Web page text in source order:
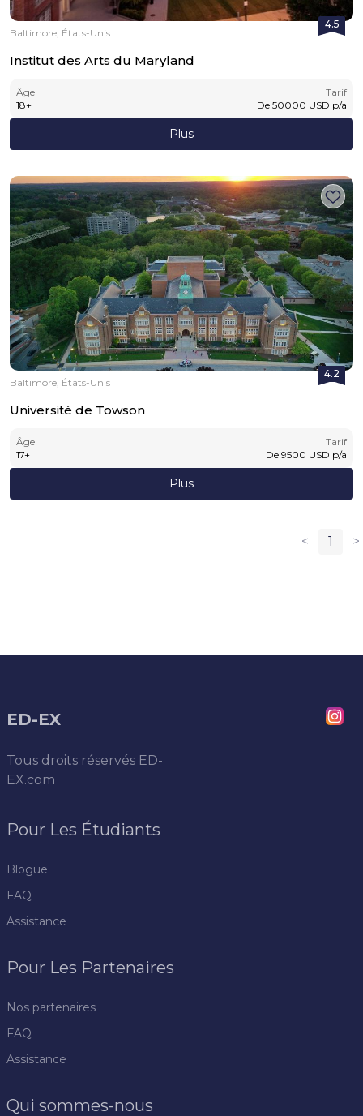
4.5
Baltimore, États-Unis
Institut des Arts du Maryland
Âge
18+
Tarif
De 50000 USD p/a
Plus
4.2
Baltimore, États-Unis
Université de Towson
Âge
17+
Tarif
De 9500 USD p/a
Plus
< 1 >
ED-EX
Tous droits réservés ED-
EX.com
Pour Les Étudiants
Blogue
FAQ
Assistance
Pour Les Partenaires
Nos partenaires
FAQ
Assistance
Qui sommes-nous